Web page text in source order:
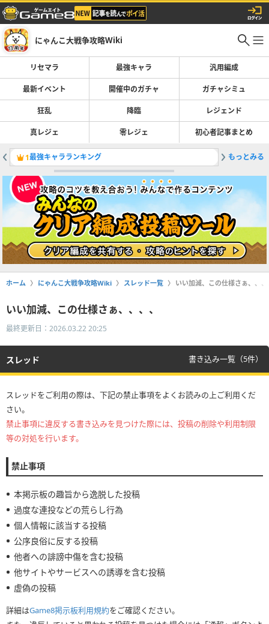
にゃんこ大戦争攻略Wiki
リセマラ 最強キャラ 汎用編成
最新イベント 開催中のガチャ ガチャシミュ
狂乱 降臨 レジェンド
真レジェ 零レジェ 初心者記事まとめ
1最強キャラランキング 2レジェ
もっとみる
ホーム にゃんこ大戦争攻略Wiki スレッド一覧 いい加減、この仕様さぁ、、
いい加減、この仕様さぁ、、、、
最終更新日：2026.03.22 20:25
スレッド 書き込み一覧（5件）
スレッドをご利用の際は、下記の禁止事項をよくお読みの上ご利用くだ
さい。
禁止事項に違反する書き込みを見つけた際には、投稿の削除や利用制限
等の対処を行います。
禁止事項
本掲示板の趣旨から逸脱した投稿
過度な連投などの荒らし行為
個人情報に該当する投稿
公序良俗に反する投稿
他者への誹謗中傷を含む投稿
他サイトやサービスへの誘導を含む投稿
虚偽の投稿
詳細はGame8掲示板利用規約をご確認ください。